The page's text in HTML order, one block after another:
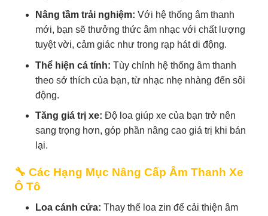
Nâng tầm trải nghiệm: Với hệ thống âm thanh
mới, bạn sẽ thưởng thức âm nhạc với chất lượng
tuyệt vời, cảm giác như trong rạp hát di động.
Thể hiện cá tính: Tùy chỉnh hệ thống âm thanh
theo sở thích của bạn, từ nhạc nhẹ nhàng đến sôi
động.
Tăng giá trị xe: Độ loa giúp xe của bạn trở nên
sang trọng hơn, góp phần nâng cao giá trị khi bán
lại.
🔧 Các Hạng Mục Nâng Cấp Âm Thanh Xe
Ô Tô
Loa cánh cửa: Thay thế loa zin để cải thiện âm